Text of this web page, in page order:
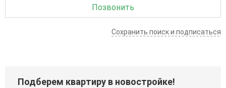
Позвонить
Сохранить поиск и подписаться
Подберем квартиру в новостройке!